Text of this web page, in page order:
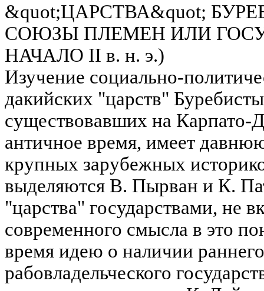
&quot;ЦАРСТВА&quot;
СОЮЗЫ ПЛЕМЕН ИЛИ
НАЧАЛО II в. н. э.)
Изучение социально-
дакийских "царств"
существовавших на Карпато-
античное время, имеет
крупных зарубежных
выделяются В. Пырван и К.
"царства" государствами, не
современного смысла в это
время идею о наличии
рабовладельческого